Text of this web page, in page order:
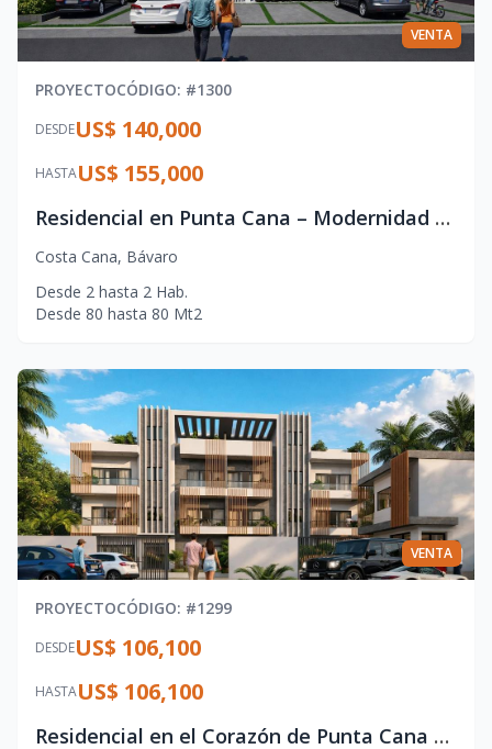
VENTA
PROYECTOCÓDIGO: #1300
DESDEUS$ 140,000
HASTAUS$ 155,000
Residencial en Punta Cana – Modernidad y Ubicación Estratégica
Costa Cana, Bávaro
Desde 2 hasta 2 Hab.
Desde 80 hasta 80 Mt2
VENTA
PROYECTOCÓDIGO: #1299
DESDEUS$ 106,100
HASTAUS$ 106,100
Residencial en el Corazón de Punta Cana – Vida Moderna y Ubicación Premium